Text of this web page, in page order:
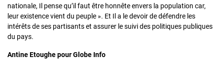
nationale, Il pense qu’il faut être honnête envers la population car,
leur existence vient du peuple ». Et Il a le devoir de défendre les
intérêts de ses partisants et assurer le suivi des politiques publiques
du pays.
Antine Etoughe pour Globe Info